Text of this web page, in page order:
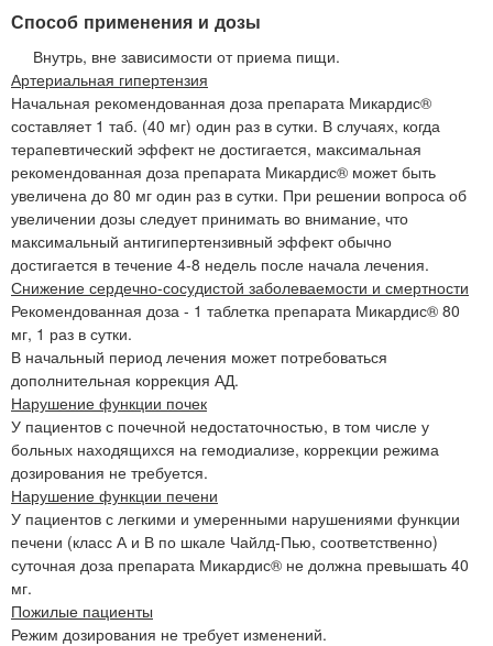
Способ применения и дозы
Внутрь, вне зависимости от приема пищи.
Артериальная гипертензия
Начальная рекомендованная доза препарата Микардис®
составляет 1 таб. (40 мг) один раз в сутки. В случаях, когда
терапевтический эффект не достигается, максимальная
рекомендованная доза препарата Микардис® может быть
увеличена до 80 мг один раз в сутки. При решении вопроса об
увеличении дозы следует принимать во внимание, что
максимальный антигипертензивный эффект обычно
достигается в течение 4-8 недель после начала лечения.
Снижение сердечно-сосудистой заболеваемости и смертности
Рекомендованная доза - 1 таблетка препарата Микардис® 80
мг, 1 раз в сутки.
В начальный период лечения может потребоваться
дополнительная коррекция АД.
Нарушение функции почек
У пациентов с почечной недостаточностью, в том числе у
больных находящихся на гемодиализе, коррекции режима
дозирования не требуется.
Нарушение функции печени
У пациентов с легкими и умеренными нарушениями функции
печени (класс А и В по шкале Чайлд-Пью, соответственно)
суточная доза препарата Микардис® не должна превышать 40
мг.
Пожилые пациенты
Режим дозирования не требует изменений.